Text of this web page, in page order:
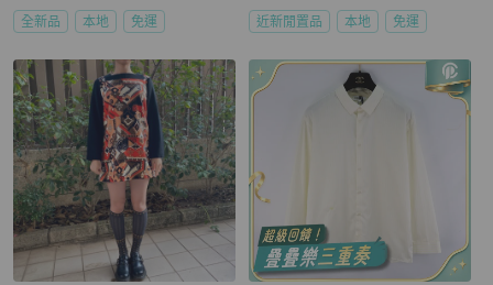
全新品 本地 免運 近新閒置品 本地 免運